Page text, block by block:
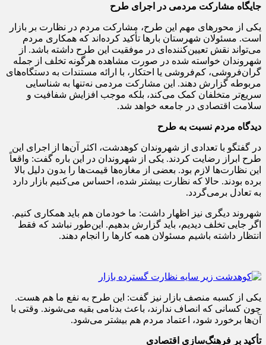
جایگاه مشارکت مردمی در اجرای طرح
یکی از محورهای مهم این طرح، مشارکت مردم در نظارت بر بازار
است. مسئولان شهرستان بارها تأکید کرده‌اند که همکاری مردم
می‌تواند نقش تعیین‌کننده‌ای در موفقیت این طرح داشته باشد. از
شهروندان خواسته شده در صورت مشاهده هرگونه تخلف از جمله
گران‌فروشی، کم‌فروشی یا احتکار، با ارائه مستندات به دستگاه‌های
مربوطه گزارش دهند. این مشارکت مردمی نه‌تنها به شناسایی
سریع‌تر متخلفان کمک می‌کند، بلکه موجب افزایش شفافیت و
سلامت اقتصادی در جامعه خواهد شد.
دیدگاه مردم نسبت به طرح
در گفتگو با تعدادی از شهروندان کوهدشت، اکثر آن‌ها از اجرای این
طرح ابراز رضایت کردند. یکی از شهروندان در این باره گفت: واقعاً
این نظارت‌ها لازم بود. بعضی از مغازه‌ها قیمت‌ها را بدون دلیل بالا
برده بودند. حالا که نظارت بیشتر شده، احساس می‌کنیم بازار دارد
به تعادل برمی‌گردد.
شهروند دیگری نیز اظهار داشت: ما خودمان هم باید همکاری کنیم.
اگر جایی تخلف دیدیم، باید گزارش بدهیم. این‌طور نباشد که فقط
انتظار داشته باشیم مسئولان همه کارها را انجام دهند.
یکی از کسبه منصف بازار نیز گفت: این طرح به نفع ما هم هست.
چون کسانی که انصاف ندارند، باعث بدنامی بقیه می‌شوند. وقتی با
آن‌ها برخورد شود، اعتماد مردم هم بیشتر می‌شود.
تأکید بر فرهنگ‌سازی اقتصادی